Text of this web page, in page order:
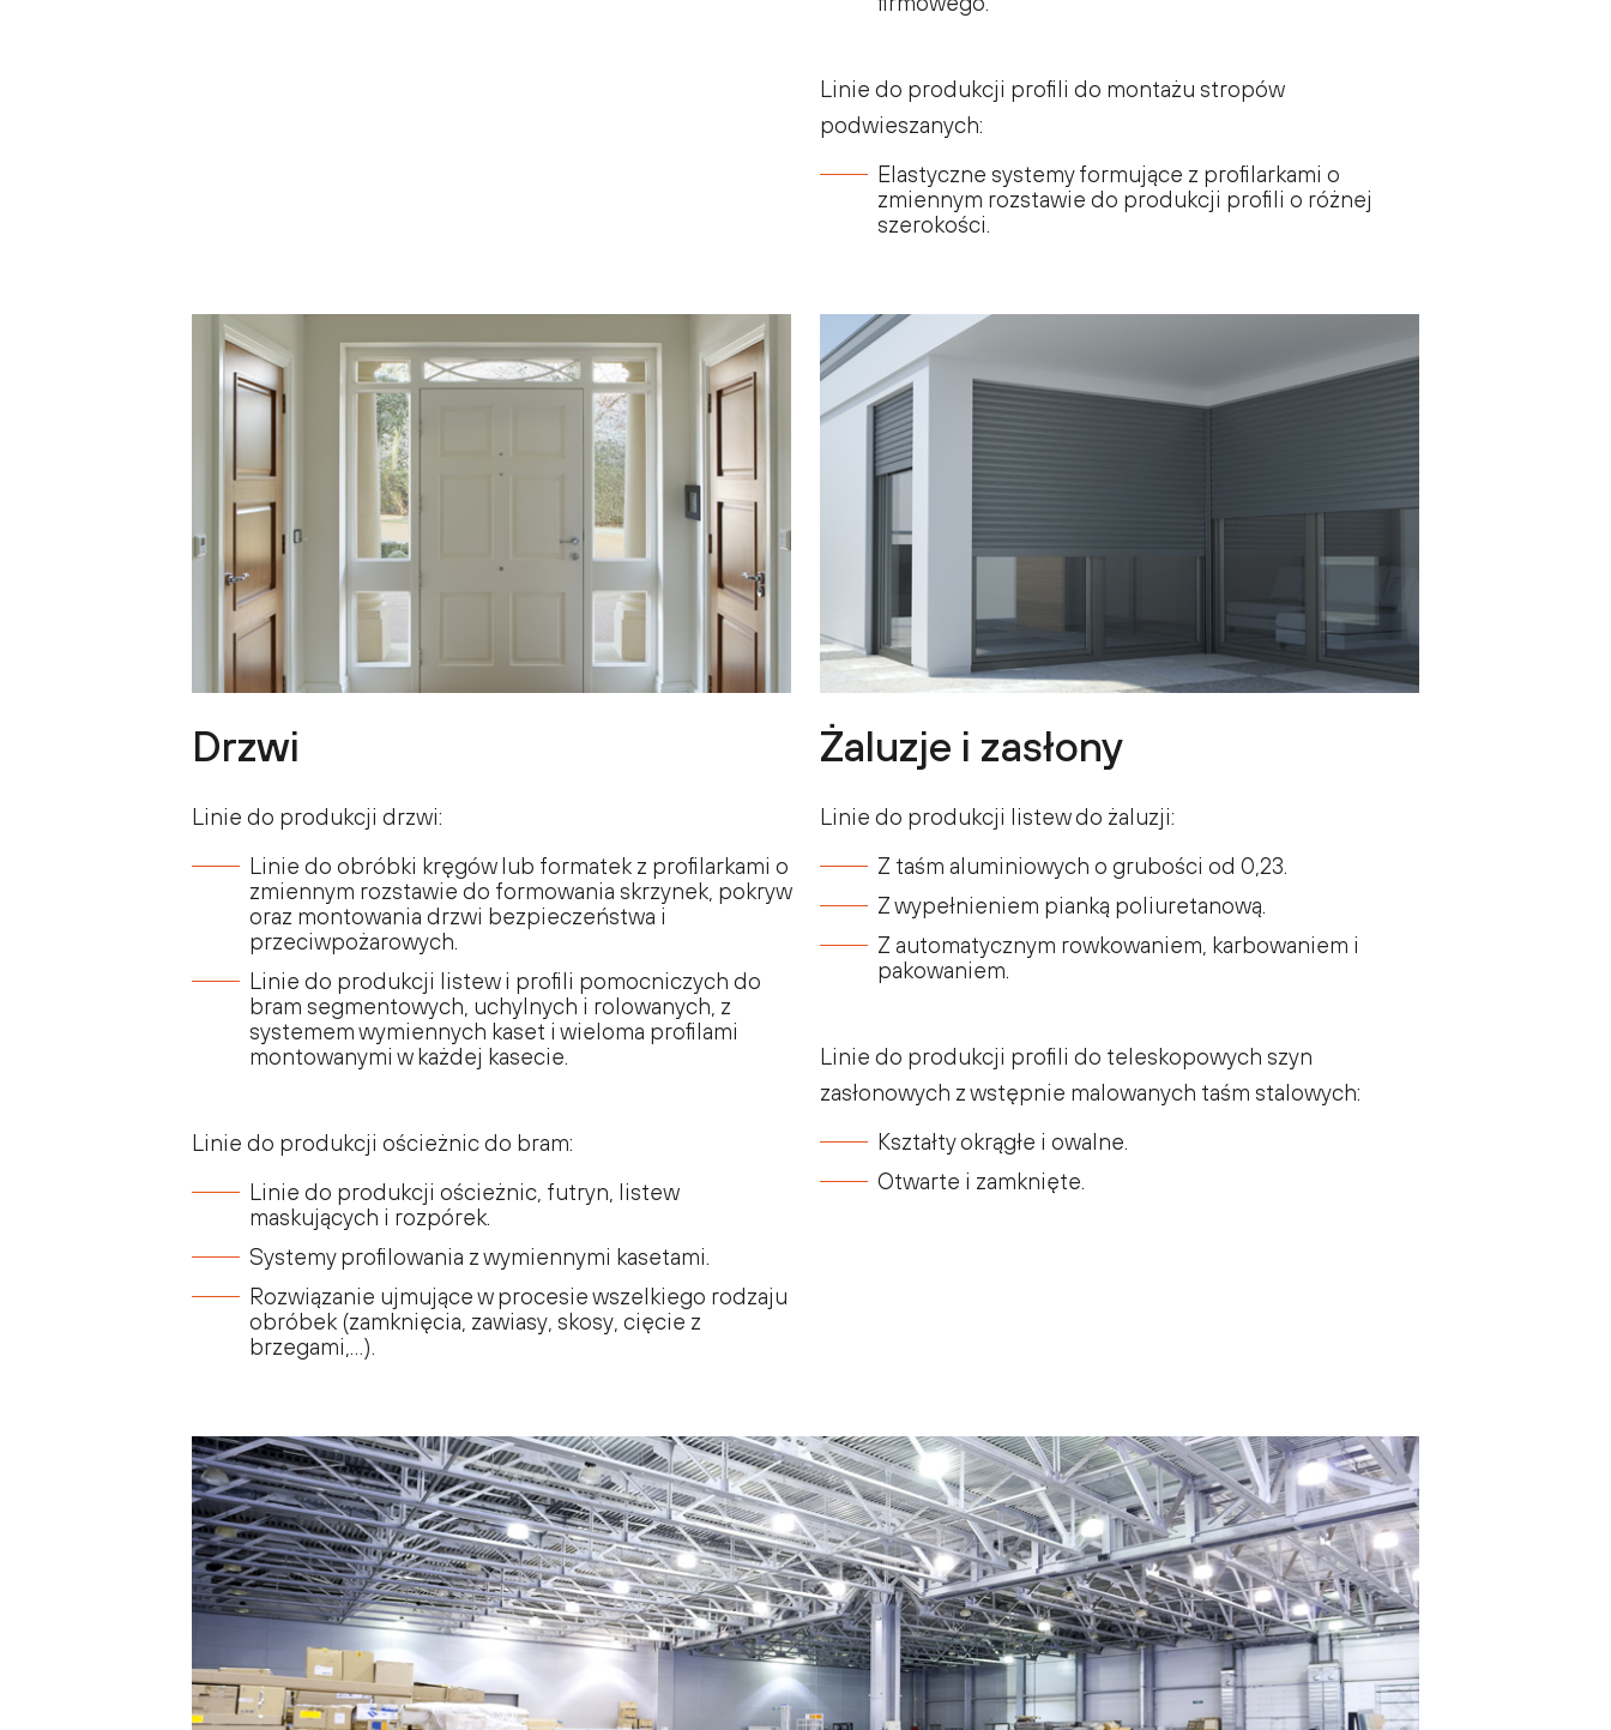
Linie do produkcji profili do montażu stropów
podwieszanych:
Elastyczne systemy formujące z profilarkami o
zmiennym rozstawie do produkcji profili o różnej
szerokości.
Drzwi
Linie do produkcji drzwi:
Linie do obróbki kręgów lub formatek z profilarkami o
zmiennym rozstawie do formowania skrzynek, pokryw
oraz montowania drzwi bezpieczeństwa i
przeciwpożarowych.
Linie do produkcji listew i profili pomocniczych do
bram segmentowych, uchylnych i rolowanych, z
systemem wymiennych kaset i wieloma profilami
montowanymi w każdej kasecie.
Linie do produkcji ościeżnic do bram:
Linie do produkcji ościeżnic, futryn, listew
maskujących i rozpórek.
Systemy profilowania z wymiennymi kasetami.
Rozwiązanie ujmujące w procesie wszelkiego rodzaju
obróbek (zamknięcia, zawiasy, skosy, cięcie z
brzegami,…).
Żaluzje i zasłony
Linie do produkcji listew do żaluzji:
Z taśm aluminiowych o grubości od 0,23.
Z wypełnieniem pianką poliuretanową.
Z automatycznym rowkowaniem, karbowaniem i
pakowaniem.
Linie do produkcji profili do teleskopowych szyn
zasłonowych z wstępnie malowanych taśm stalowych:
Kształty okrągłe i owalne.
Otwarte i zamknięte.